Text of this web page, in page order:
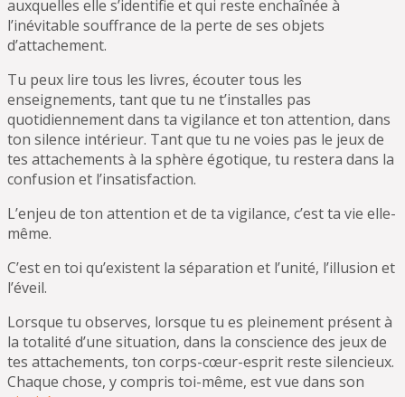
auxquelles elle s’identifie et qui reste enchaînée à
l’inévitable souffrance de la perte de ses objets
d’attachement.
Tu peux lire tous les livres, écouter tous les
enseignements, tant que tu ne t’installes pas
quotidiennement dans ta vigilance et ton attention, dans
ton silence intérieur. Tant que tu ne voies pas le jeux de
tes attachements à la sphère égotique, tu restera dans la
confusion et l’insatisfaction.
L’enjeu de ton attention et de ta vigilance, c’est ta vie elle-
même.
C’est en toi qu’existent la séparation et l’unité, l’illusion et
l’éveil.
Lorsque tu observes, lorsque tu es pleinement présent à
la totalité d’une situation, dans la conscience des jeux de
tes attachements, ton corps-cœur-esprit reste silencieux.
Chaque chose, y compris toi-même, est vue dans son